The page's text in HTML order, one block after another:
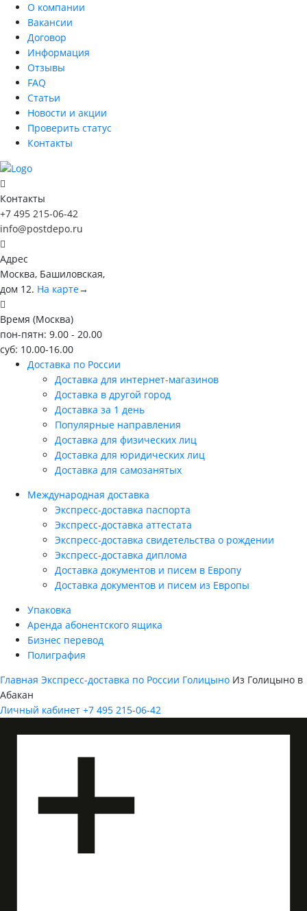
О компании
Вакансии
Договор
Информация
Отзывы
FAQ
Статьи
Новости и акции
Проверить статус
Контакты
Контакты
+7 495 215-06-42
info@postdepo.ru
Адрес
Москва, Башиловская,
дом 12. На карте→
Время (Москва)
пон-пятн: 9.00 - 20.00
суб: 10.00-16.00
Доставка по России
Доставка для интернет-магазинов
Доставка в другой город
Доставка за 1 день
Популярные направления
Доставка для физических лиц
Доставка для юридических лиц
Доставка для самозанятых
Международная доставка
Экспресс-доставка паспорта
Экспресс-доставка аттестата
Экспресс-доставка свидетельства о рождении
Экспресс-доставка диплома
Доставка документов и писем в Европу
Доставка документов и писем из Европы
Упаковка
Аренда абонентского ящика
Бизнес перевод
Полиграфия
Главная Экспресс-доставка по России Голицыно Из Голицыно в
Абакан
Личный кабинет +7 495 215-06-42